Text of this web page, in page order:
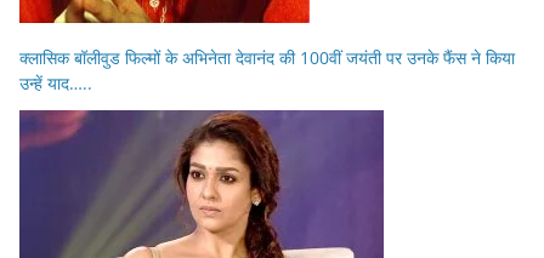
क्लासिक बॉलीवुड फिल्मों के अभिनेता देवानंद की 100वीं जयंती पर उनके फैंस ने किया
उन्हें याद…..